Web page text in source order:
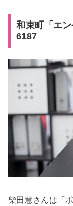
和束町「エ
6187
柴田慧さんは「